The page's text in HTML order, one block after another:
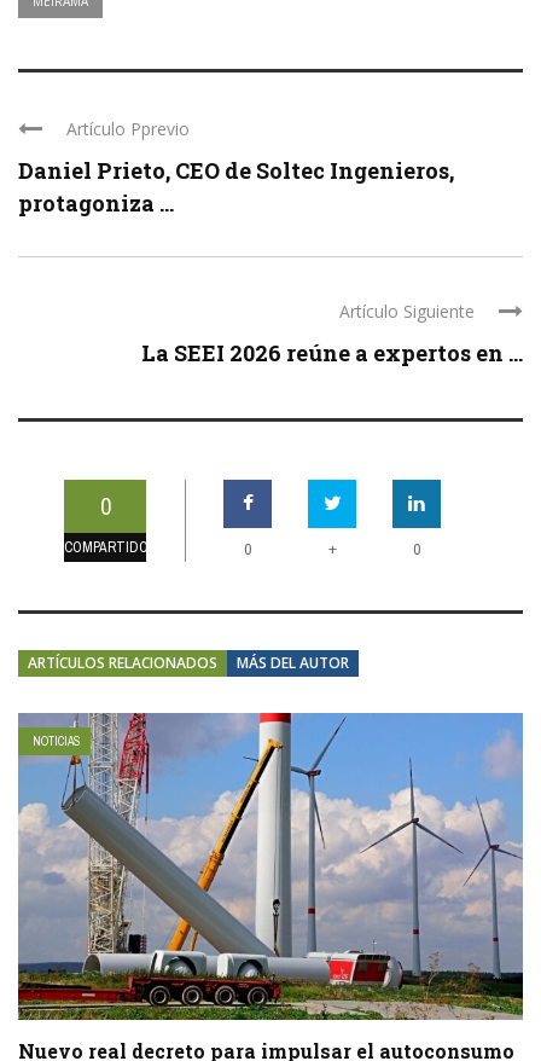
Artículo Pprevio
Daniel Prieto, CEO de Soltec Ingenieros,
protagoniza ...
Artículo Siguiente
La SEEI 2026 reúne a expertos en ...
0
COMPARTIDOS 0 + 0
ARTÍCULOS RELACIONADOS MÁS DEL AUTOR
NOTICIAS
Nuevo real decreto para impulsar el autoconsumo